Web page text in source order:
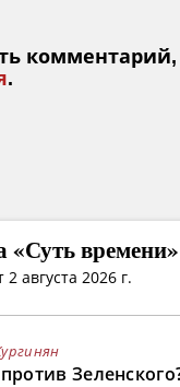
.
«Суть времени»
августа 2026 г.